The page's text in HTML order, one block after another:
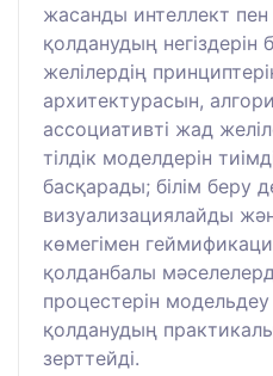
жасанды интеллект пен
қолданудың негіздерін
желілердің
архитектурасын,
ассоциативті жад
тілдік моделдерін
басқарады; білім беру
визуализациялайды
көмегімен
қолданбалы
процестерін
қолданудың
зерттейді.